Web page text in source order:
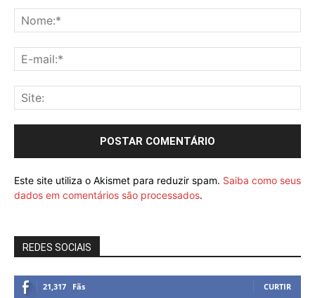
Este site utiliza o Akismet para reduzir spam. Saiba como seus
dados em comentários são processados.
REDES SOCIAIS
21,317 Fãs CURTIR